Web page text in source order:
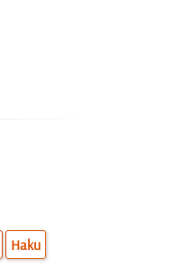
Haku